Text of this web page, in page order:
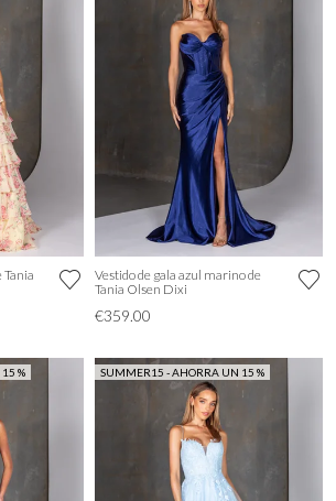
Tania
Vestido de gala azul marino de
Tania Olsen Dixi
€359.00
% SUMMER15 - AHORRA UN 15 %